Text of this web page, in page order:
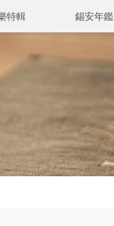
特輯 錫安年鑑